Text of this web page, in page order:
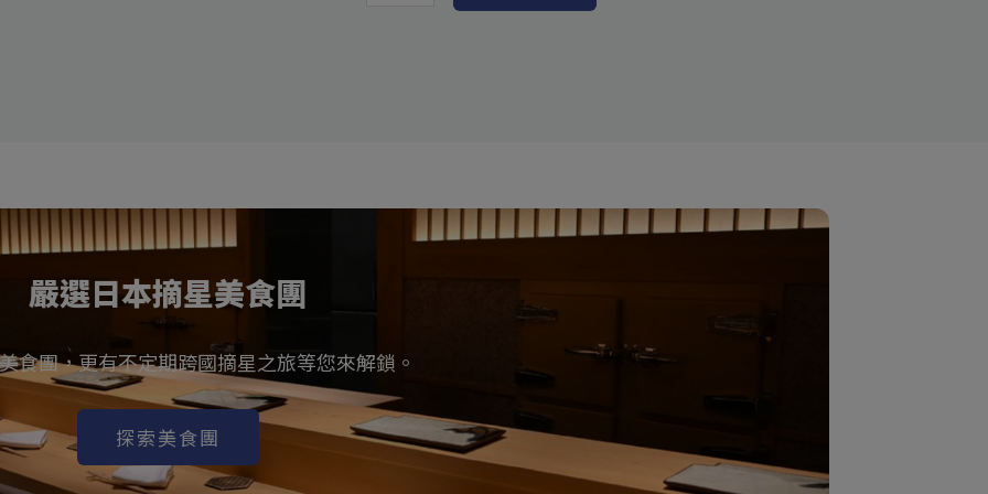
嚴選日本摘星美食團
食團，更有不定期跨國摘星之旅等您來解鎖。
探索美食團